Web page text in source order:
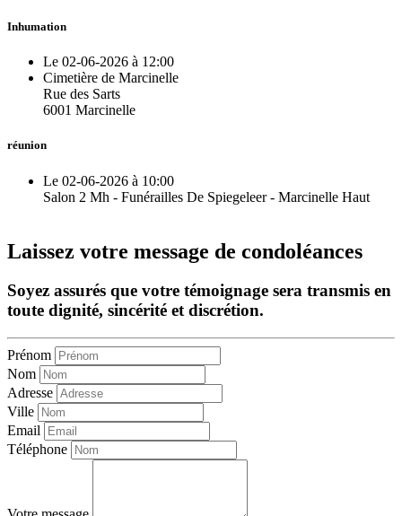
Inhumation
Le 02-06-2026 à 12:00
Cimetière de Marcinelle
Rue des Sarts
6001 Marcinelle
réunion
Le 02-06-2026 à 10:00
Salon 2 Mh - Funérailles De Spiegeleer - Marcinelle Haut
Laissez votre message de condoléances
Soyez assurés que votre témoignage sera transmis en
toute dignité, sincérité et discrétion.
Prénom
Nom
Adresse
Ville
Email
Téléphone